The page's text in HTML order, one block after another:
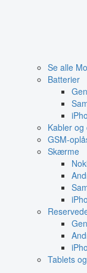
Se alle
Batterier
Kabler
GSM-
Skærme
Tablets